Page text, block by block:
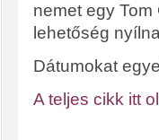
nemet egy
lehetőség
Dátumokat
A teljes cikk itt